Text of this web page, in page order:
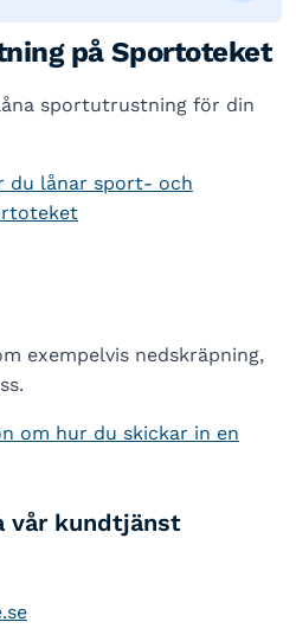
på Sportoteket
sportutrustning för din
du lånar sport- och
exempelvis nedskräpning,
om hur du skickar in en
vår kundtjänst